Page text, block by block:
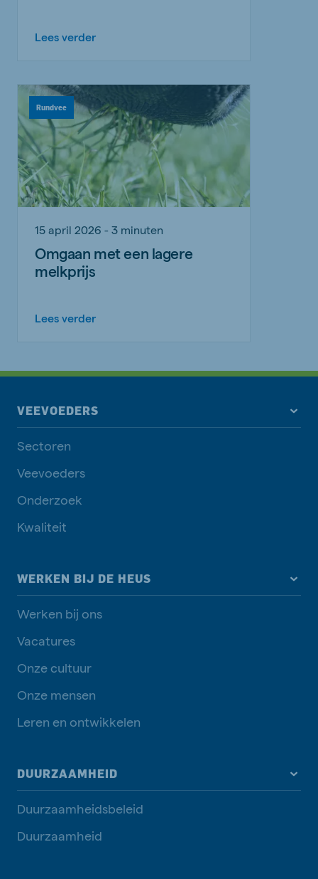
Lees verder
Rundvee
15 april 2026 - 3 minuten
Omgaan met een lagere
melkprijs
Lees verder
VEEVOEDERS
Sectoren
Veevoeders
Onderzoek
Kwaliteit
WERKEN BIJ DE HEUS
Werken bij ons
Vacatures
Onze cultuur
Onze mensen
Leren en ontwikkelen
DUURZAAMHEID
Duurzaamheidsbeleid
Duurzaamheid